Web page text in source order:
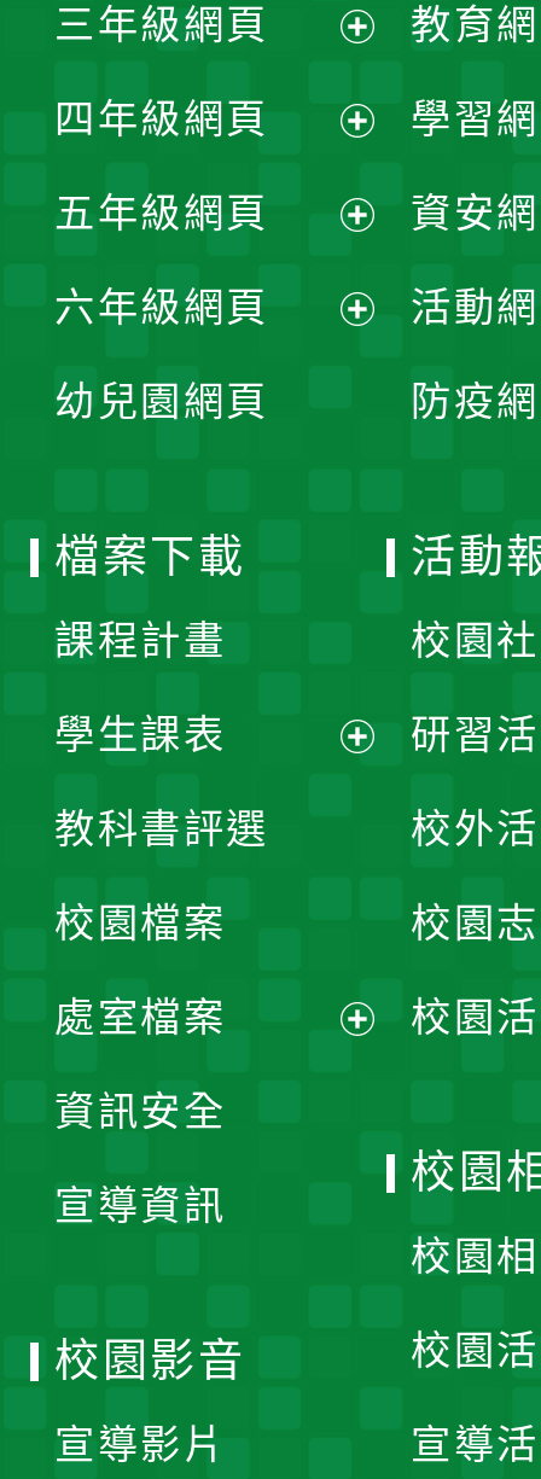
選
單
開
選
單
三年級網頁
開
選
單
四年級網頁
開
選
五年級網頁
開
六年級網頁
幼兒園網頁
教育
學習
資安
活動
防疫
檔案下載
課程計畫
學生課表
單
教科書評選
校園檔案
處室檔案
資訊安全
宣導資訊
活動
校園
研習
校外
校園
校園
校園
校園
校園
宣導
校園影音
宣導影片